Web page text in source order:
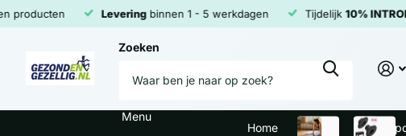
Levering binnen 1 - 5 werkdagen Tijdelijk10%
Zoeken
Menu
Home
Fitness